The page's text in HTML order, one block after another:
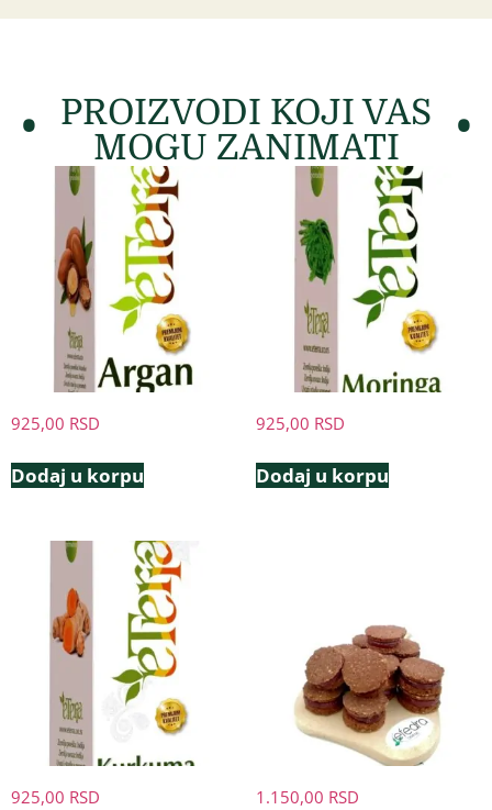
PROIZVODI KOJI VAS
MOGU ZANIMATI
925,00 RSD
Dodaj u korpu
925,00 RSD
Dodaj u korpu
925,00 RSD 1.150,00 RSD